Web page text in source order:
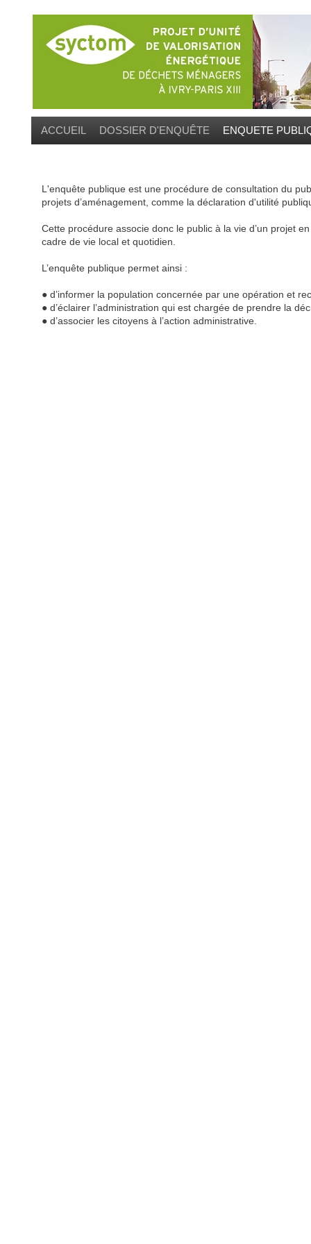
ENQUETE
ACCUEIL DOSSIER D'ENQUÊTE
L'enquête publique est une procédure de consultation du
projets d’aménagement, comme la déclaration d'utilité
Cette procédure associe donc le public à la vie d’un projet
cadre de vie local et quotidien.
L’enquête publique permet ainsi :
● d’informer la population concernée par une opération et
● d’éclairer l’administration qui est chargée de prendre la
● d’associer les citoyens à l’action administrative.